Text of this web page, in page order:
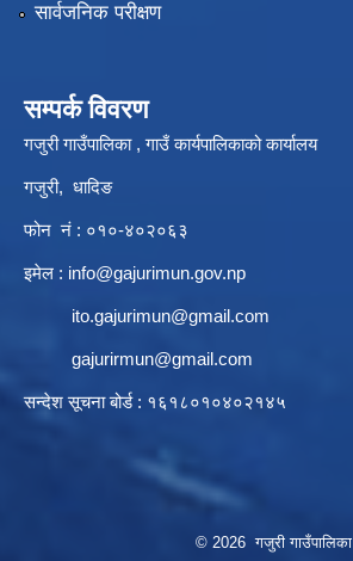
सार्वजनिक परीक्षण
सम्पर्क विवरण
गजुरी गाउँपालिका , गाउँ कार्यपालिकाको कार्यालय
गजुरी, धादिङ
फोन नं : ०१०-४०२०६३
इमेल : info@gajurimun.gov.np
ito.gajurimun@gmail.com
gajurirmun@gmail.com
सन्देश सूचना बोर्ड : १६१८०१०४०२१४५
© 2026 गजुरी गाउँपालिका